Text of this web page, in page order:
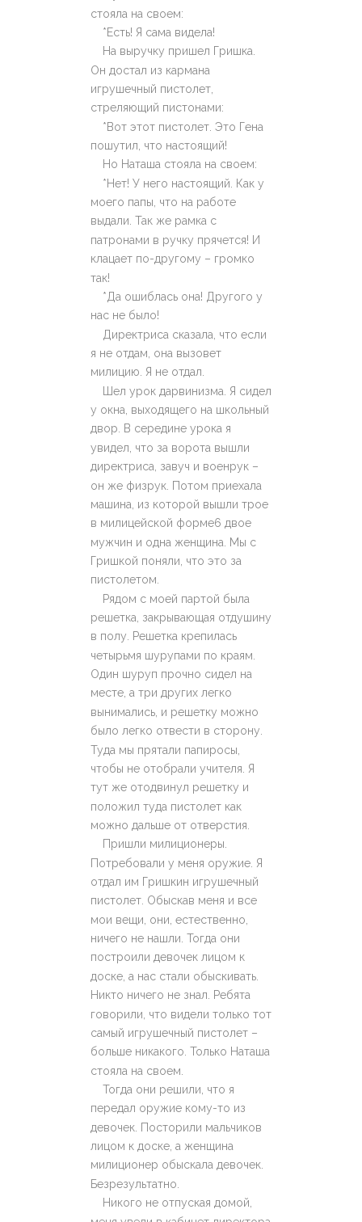
стояла на своем:
*Есть! Я сама видела!
На выручку пришел Гришка.
Он достал из кармана
игрушечный пистолет,
стреляющий пистонами:
*Вот этот пистолет. Это Гена
пошутил, что настоящий!
Но Наташа стояла на своем:
*Нет! У него настоящий. Как у
моего папы, что на работе
выдали. Так же рамка с
патронами в ручку прячется! И
клацает по-другому – громко
так!
*Да ошиблась она! Другого у
нас не было!
Директриса сказала, что если
я не отдам, она вызовет
милицию. Я не отдал.
Шел урок дарвинизма. Я сидел
у окна, выходящего на школьный
двор. В середине урока я
увидел, что за ворота вышли
директриса, завуч и военрук –
он же физрук. Потом приехала
машина, из которой вышли трое
в милицейской форме6 двое
мужчин и одна женщина. Мы с
Гришкой поняли, что это за
пистолетом.
Рядом с моей партой была
решетка, закрывающая отдушину
в полу. Решетка крепилась
четырьмя шурупами по краям.
Один шуруп прочно сидел на
месте, а три других легко
вынимались, и решетку можно
было легко отвести в сторону.
Туда мы прятали папиросы,
чтобы не отобрали учителя. Я
тут же отодвинул решетку и
положил туда пистолет как
можно дальше от отверстия.
Пришли милиционеры.
Потребовали у меня оружие. Я
отдал им Гришкин игрушечный
пистолет. Обыскав меня и все
мои вещи, они, естественно,
ничего не нашли. Тогда они
построили девочек лицом к
доске, а нас стали обыскивать.
Никто ничего не знал. Ребята
говорили, что видели только тот
самый игрушечный пистолет –
больше никакого. Только Наташа
стояла на своем.
Тогда они решили, что я
передал оружие кому-то из
девочек. Посторили мальчиков
лицом к доске, а женщина
милиционер обыскала девочек.
Безрезультатно.
Никого не отпуская домой,